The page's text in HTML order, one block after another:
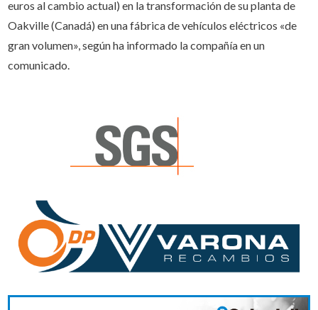
euros al cambio actual) en la transformación de su planta de
Oakville (Canadá) en una fábrica de vehículos eléctricos «de
gran volumen», según ha informado la compañía en un
comunicado.